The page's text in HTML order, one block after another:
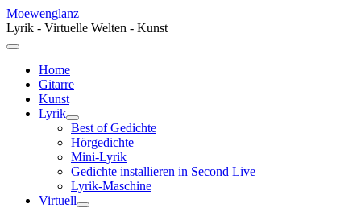
Moewenglanz
Lyrik - Virtuelle Welten - Kunst
Home
Gitarre
Kunst
Lyrik
Best of Gedichte
Hörgedichte
Mini-Lyrik
Gedichte installieren in Second Live
Lyrik-Maschine
Virtuell